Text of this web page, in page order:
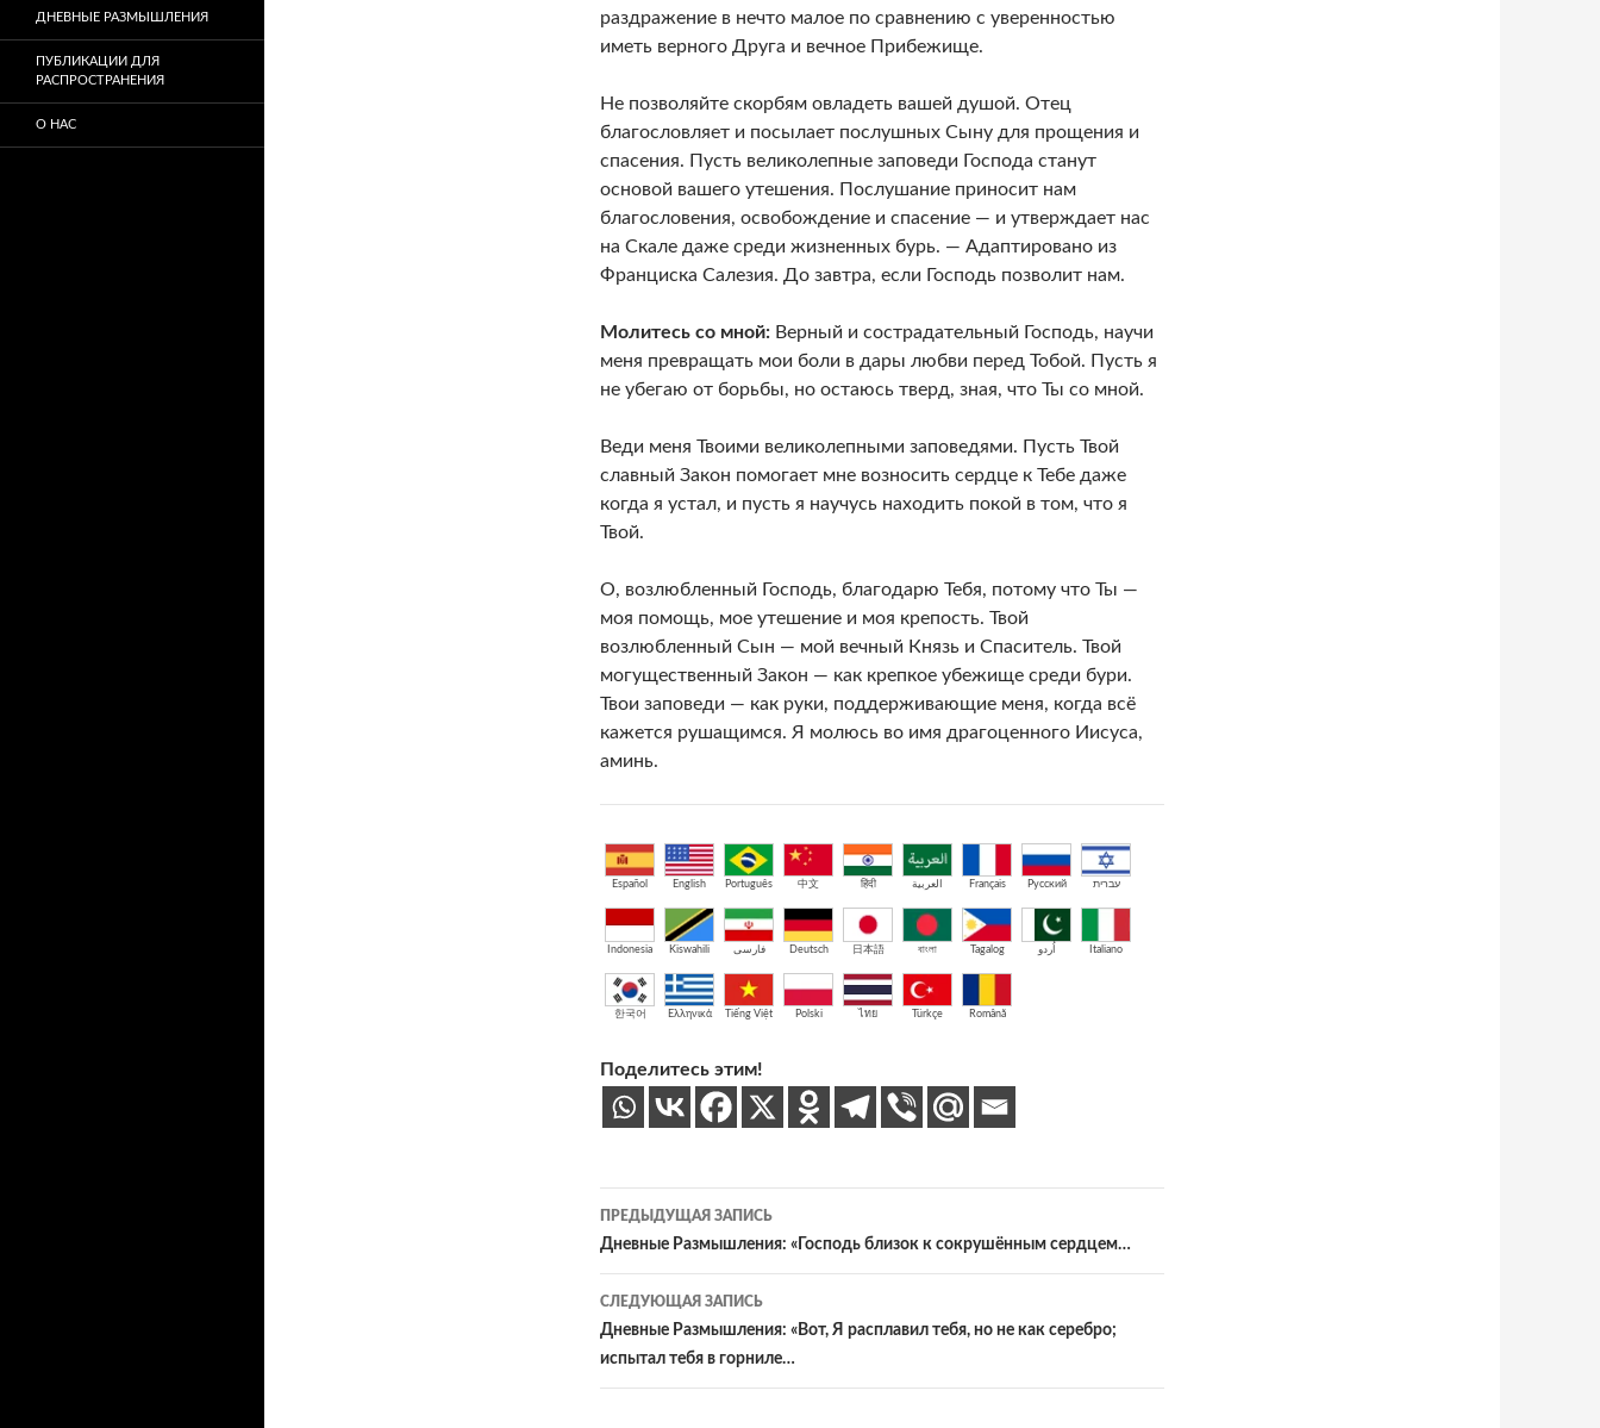
раздражение в нечто малое по сравнению с уверенностью
иметь верного Друга и вечное Прибежище.
Не позволяйте скорбям овладеть вашей душой. Отец
благословляет и посылает послушных Сыну для прощения и
спасения. Пусть великолепные заповеди Господа станут
основой вашего утешения. Послушание приносит нам
благословения, освобождение и спасение — и утверждает нас
на Скале даже среди жизненных бурь. — Адаптировано из
Франциска Салезия. До завтра, если Господь позволит нам.
Молитесь со мной: Верный и сострадательный Господь, научи
меня превращать мои боли в дары любви перед Тобой. Пусть я
не убегаю от борьбы, но остаюсь тверд, зная, что Ты со мной.
Веди меня Твоими великолепными заповедями. Пусть Твой
славный Закон помогает мне возносить сердце к Тебе даже
когда я устал, и пусть я научусь находить покой в том, что я
Твой.
О, возлюбленный Господь, благодарю Тебя, потому что Ты —
моя помощь, мое утешение и моя крепость. Твой
возлюбленный Сын — мой вечный Князь и Спаситель. Твой
могущественный Закон — как крепкое убежище среди бури.
Твои заповеди — как руки, поддерживающие меня, когда всё
кажется рушащимся. Я молюсь во имя драгоценного Иисуса,
аминь.
Español English Português 中文 हिंदी العربية Français Русский עברית
Indonesia Kiswahili فارسی Deutsch 日本語 বাংলা Tagalog اُردو Italiano
한국어 Ελληνικά Tiếng Việt Polski ไทย Türkçe Română
Поделитесь этим!
Навигация
по
записям
ПРЕДЫДУЩАЯ ЗАПИСЬ
Дневные Размышления: «Господь близок к сокрушённым сердцем…
СЛЕДУЮЩАЯ ЗАПИСЬ
Дневные Размышления: «Вот, Я расплавил тебя, но не как серебро;
испытал тебя в горниле…
ДНЕВНЫЕ РАЗМЫШЛЕНИЯ
ПУБЛИКАЦИИ ДЛЯ
РАСПРОСТРАНЕНИЯ
О НАС